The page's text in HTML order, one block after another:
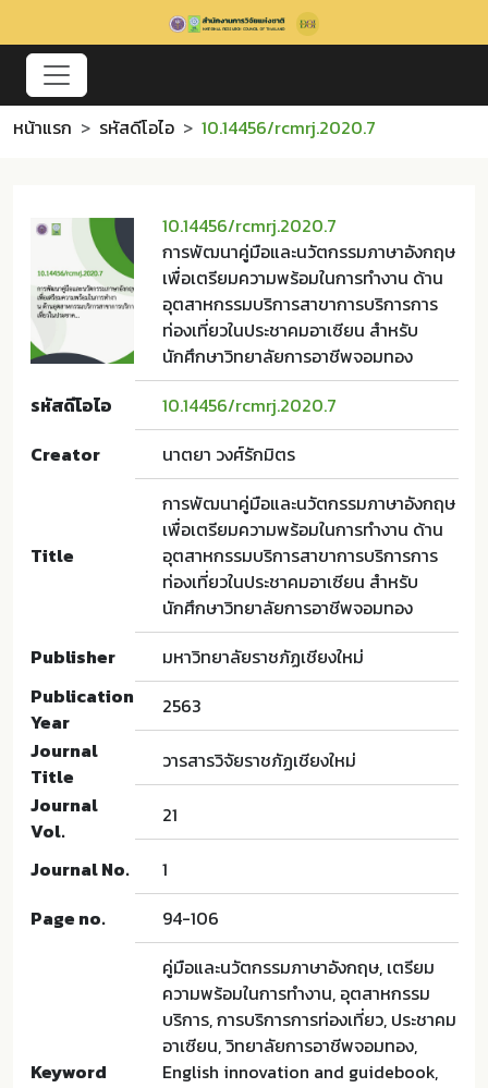
หน้าแรก รหัสดีโอไอ 10.14456/rcmrj.2020.7
10.14456/rcmrj.2020.7
การพัฒนาคู่มือและนวัตกรรมภาษาอังกฤษ
เพื่อเตรียมความพร้อมในการทำงาน ด้าน
อุตสาหกรรมบริการสาขาการบริการการ
ท่องเที่ยวในประชาคมอาเซียน สำหรับ
นักศึกษาวิทยาลัยการอาชีพจอมทอง
รหัสดีโอไอ
10.14456/rcmrj.2020.7
Creator
นาตยา วงศ์รักมิตร
Title
การพัฒนาคู่มือและนวัตกรรมภาษาอังกฤษ
เพื่อเตรียมความพร้อมในการทำงาน ด้าน
อุตสาหกรรมบริการสาขาการบริการการ
ท่องเที่ยวในประชาคมอาเซียน สำหรับ
นักศึกษาวิทยาลัยการอาชีพจอมทอง
Publisher
มหาวิทยาลัยราชภัฏเชียงใหม่
Publication
Year
2563
Journal
Title
วารสารวิจัยราชภัฏเชียงใหม่
Journal
Vol.
21
Journal No.
1
Page no.
94-106
Keyword
คู่มือและนวัตกรรมภาษาอังกฤษ, เตรียม
ความพร้อมในการทำงาน, อุตสาหกรรม
บริการ, การบริการการท่องเที่ยว, ประชาคม
อาเซียน, วิทยาลัยการอาชีพจอมทอง,
English innovation and guidebook,